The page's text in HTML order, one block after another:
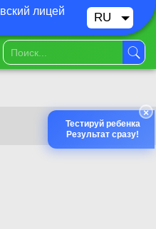
лицей
RU
UA
×
Тестируй ребенка
Результат сразу!